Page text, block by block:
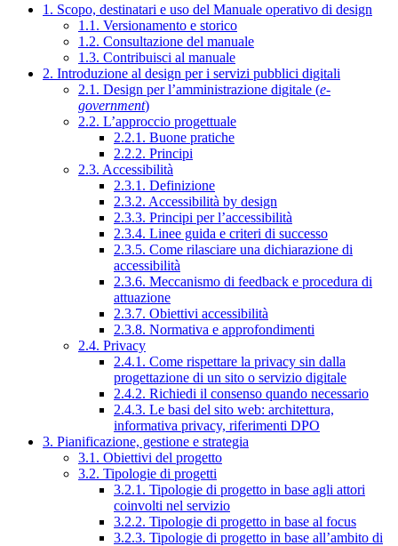
1. Scopo, destinatari e uso del Manuale operativo di design
1.1. Versionamento e storico
1.2. Consultazione del manuale
1.3. Contribuisci al manuale
2. Introduzione al design per i servizi pubblici digitali
2.1. Design per l’amministrazione digitale (e-
government)
2.2. L’approccio progettuale
2.2.1. Buone pratiche
2.2.2. Principi
2.3. Accessibilità
2.3.1. Definizione
2.3.2. Accessibilità by design
2.3.3. Principi per l’accessibilità
2.3.4. Linee guida e criteri di successo
2.3.5. Come rilasciare una dichiarazione di
accessibilità
2.3.6. Meccanismo di feedback e procedura di
attuazione
2.3.7. Obiettivi accessibilità
2.3.8. Normativa e approfondimenti
2.4. Privacy
2.4.1. Come rispettare la privacy sin dalla
progettazione di un sito o servizio digitale
2.4.2. Richiedi il consenso quando necessario
2.4.3. Le basi del sito web: architettura,
informativa privacy, riferimenti DPO
3. Pianificazione, gestione e strategia
3.1. Obiettivi del progetto
3.2. Tipologie di progetti
3.2.1. Tipologie di progetto in base agli attori
coinvolti nel servizio
3.2.2. Tipologie di progetto in base al focus
3.2.3. Tipologie di progetto in base all’ambito di